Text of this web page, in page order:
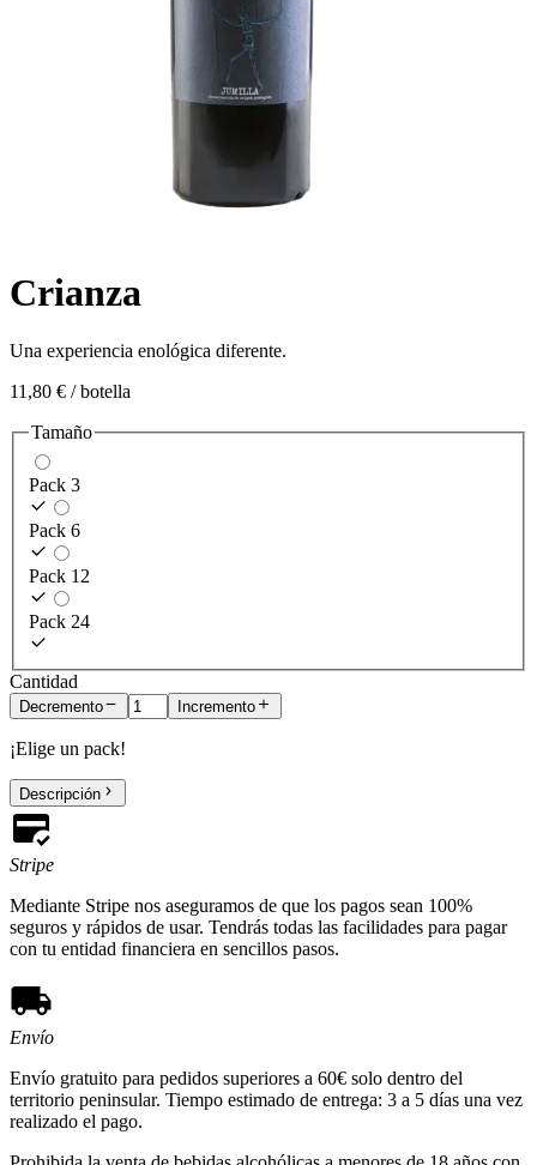
Crianza
Una experiencia enológica diferente.
11,80 € / botella
Tamaño
Pack 3
Pack 6
Pack 12
Pack 24
Cantidad
Decremento Incremento
¡Elige un pack!
Descripción
Stripe
Mediante Stripe nos aseguramos de que los pagos sean 100%
seguros y rápidos de usar. Tendrás todas las facilidades para pagar
con tu entidad financiera en sencillos pasos.
Envío
Envío gratuito para pedidos superiores a 60€ solo dentro del
territorio peninsular. Tiempo estimado de entrega: 3 a 5 días una vez
realizado el pago.